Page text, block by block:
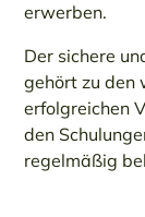
erwerben.
Der sichere
gehört zu den
erfolgreichen
den
regelmäßig